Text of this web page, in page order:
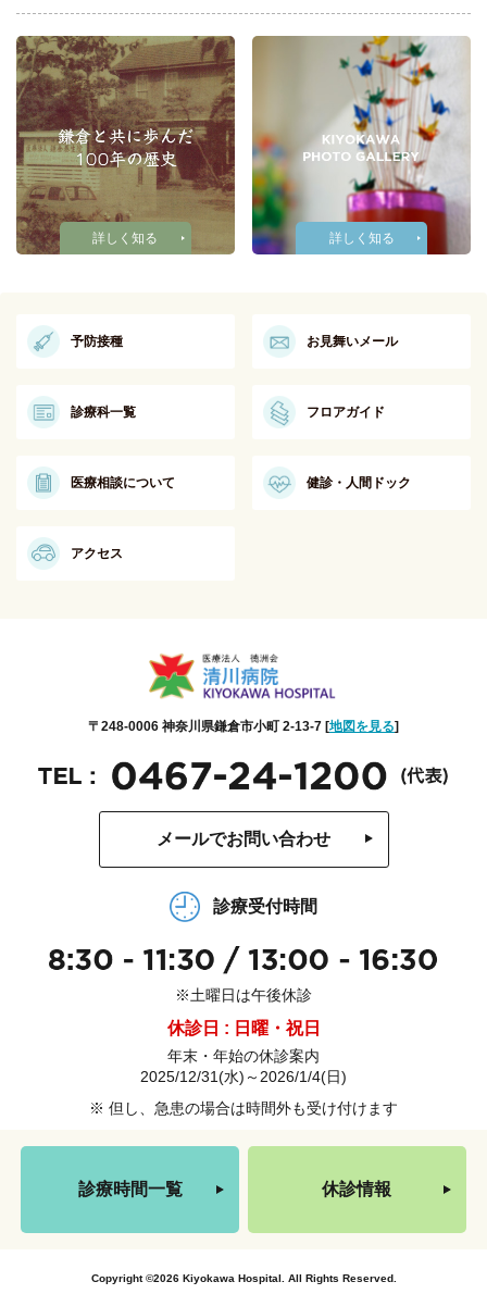
詳しく知る 詳しく知る
予防接種 お見舞いメール
診療科一覧 フロアガイド
医療相談について 健診・人間ドック
アクセス
〒248-0006 神奈川県鎌倉市小町 2-13-7 [地図を見る]
メールでお問い合わせ
診療受付時間
※土曜日は午後休診
休診日 : 日曜・祝日
年末・年始の休診案内
2025/12/31(水)～2026/1/4(日)
※ 但し、急患の場合は時間外も受け付けます
診療時間一覧 休診情報
Copyright ©2026 Kiyokawa Hospital. All Rights Reserved.